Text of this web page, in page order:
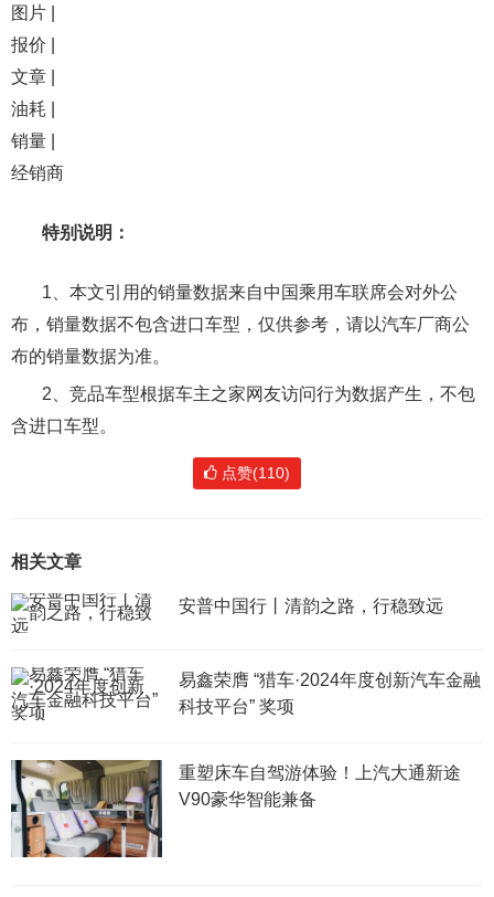
图片 |
报价 |
文章 |
油耗 |
销量 |
经销商
特别说明：
1、本文引用的销量数据来自中国乘用车联席会对外公
布，销量数据不包含进口车型，仅供参考，请以汽车厂商公
布的销量数据为准。
2、竞品车型根据车主之家网友访问行为数据产生，不包
含进口车型。
点赞(110)
相关文章
安普中国行丨清韵之路，行稳致远
易鑫荣膺 “猎车·2024年度创新汽车金融
科技平台” 奖项
重塑床车自驾游体验！上汽大通新途
V90豪华智能兼备